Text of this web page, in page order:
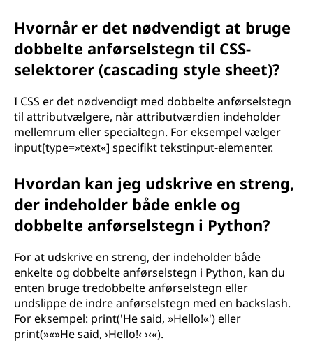
Hvornår er det nødvendigt at bruge
dobbelte anførselstegn til CSS-
selektorer (cascading style sheet)?
I CSS er det nødvendigt med dobbelte anførselstegn
til attributvælgere, når attributværdien indeholder
mellemrum eller specialtegn. For eksempel vælger
input[type=»text«] specifikt tekstinput-elementer.
Hvordan kan jeg udskrive en streng,
der indeholder både enkle og
dobbelte anførselstegn i Python?
For at udskrive en streng, der indeholder både
enkelte og dobbelte anførselstegn i Python, kan du
enten bruge tredobbelte anførselstegn eller
undslippe de indre anførselstegn med en backslash.
For eksempel: print('He said, »Hello!«') eller
print(»«»He said, ›Hello!‹ ›‹«).